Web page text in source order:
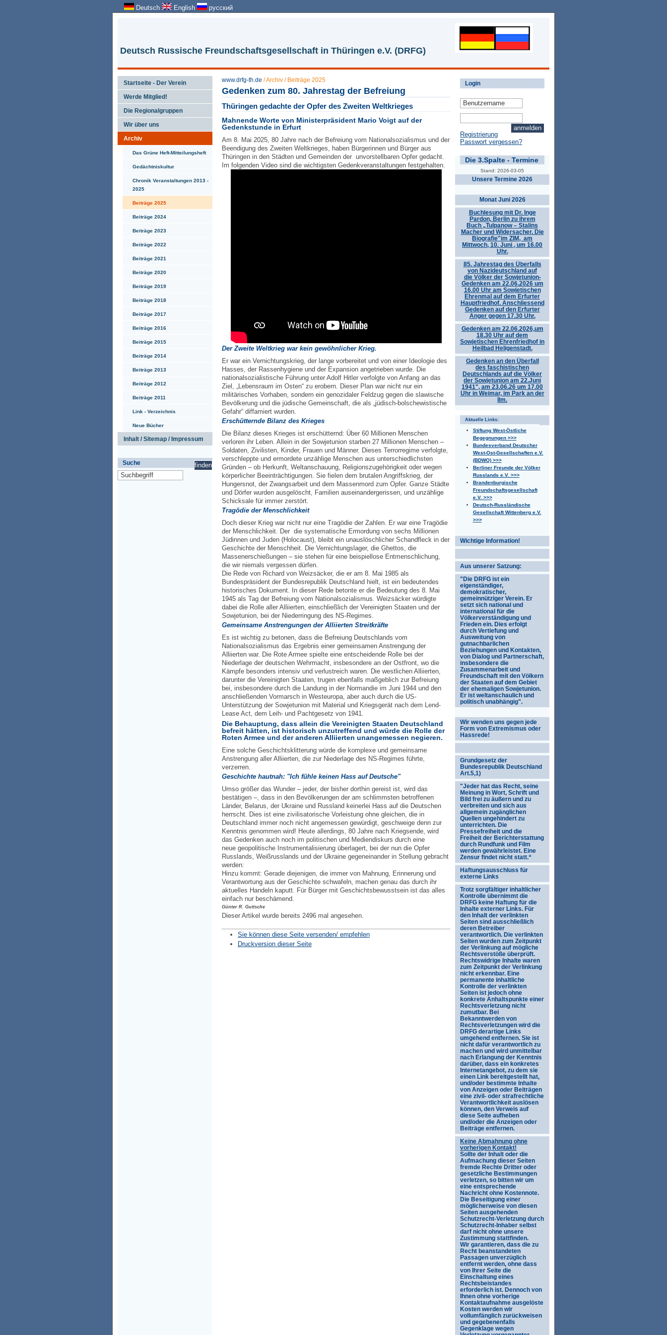
Deutsch English русский
Deutsch Russische Freundschaftsgesellschaft in Thüringen e.V. (DRFG)
Startseite - Der Verein
Werde Mitglied!
Die Regionalgruppen
Wir über uns
Archiv
Das Grüne Heft-Mitteilungsheft
Gedächtniskultur
Chronik Veranstaltungen 2013 -
2025
Beiträge 2025
Beiträge 2024
Beiträge 2023
Beiträge 2022
Beiträge 2021
Beiträge 2020
Beiträge 2019
Beiträge 2018
Beiträge 2017
Beiträge 2016
Beiträge 2015
Beiträge 2014
Beiträge 2013
Beiträge 2012
Beiträge 2011
Link - Verzeichnis
Neue Bücher
Inhalt / Sitemap / Impressum
Suche
Login
Registrierung
Passwort vergessen?
Die 3.Spalte - Termine
Stand: 2026-03-05
Unsere Termine 2026
Monat Juni 2026
Buchlesung mit Dr. Inge
Pardon, Berlin zu ihrem
Buch „Tulpanow – Stalins
Macher und Widersacher. Die
Biografie"im ZIM, am
Mittwoch, 10. Juni , um 16.00
Uhr.
85. Jahrestag des Überfalls
von Nazideutschland auf
die Völker der Sowjetunion-
Gedenken am 22.06.2026 um
16.00 Uhr am Sowjetischen
Ehrenmal auf dem Erfurter
Hauptfriedhof. Anschliessend
Gedenken auf den Erfurter
Anger gegen 17.30 Uhr.
Gedenken am 22.06.2026,um
18.30 Uhr auf dem
Sowjetischen Ehrenfriedhof in
Heilbad Heligenstadt.
Gedenken an den Überfall
des faschistischen
Deutschlands auf die Völker
der Sowjetunion am 22.Juni
1941", am 23.06.26 um 17.00
Uhr in Weimar, im Park an der
Ilm.
Aktuelle Links:
Stiftung West-Östliche
Begegnungen >>>
Bundesverband Deutscher
West-Ost-Gesellschaften e.V.
(BDWO) >>>
Berliner Freunde der Völker
Russlands e.V. >>>
Brandenburgische
Freundschaftsgesellschaft
e.V. >>>
Deutsch-Russländische
Gesellschaft Wittenberg e.V.
>>>
Wichtige Information!
Aus unserer Satzung:
"Die DRFG ist ein
eigenständiger,
demokratischer,
gemeinnütziger Verein. Er
setzt sich national und
international für die
Völkerverständigung und
Frieden ein. Dies erfolgt
durch Vertiefung und
Ausweitung von
gutnachbarlichen
Beziehungen und Kontakten,
von Dialog und Partnerschaft,
insbesondere die
Zusammenarbeit und
Freundschaft mit den Völkern
der Staaten auf dem Gebiet
der ehemaligen Sowjetunion.
Er ist weltanschaulich und
politisch unabhängig".
Wir wenden uns gegen jede
Form von Extremismus oder
Hassrede!
Grundgesetz der
Bundesrepublik Deutschland
Art.5,1)
"Jeder hat das Recht, seine
Meinung in Wort, Schrift und
Bild frei zu äußern und zu
verbreiten und sich aus
allgemein zugänglichen
Quellen ungehindert zu
unterrichten. Die
Pressefreiheit und die
Freiheit der Berichterstattung
durch Rundfunk und Film
werden gewährleistet. Eine
Zensur findet nicht statt.“
Haftungsausschluss für
externe Links
Trotz sorgfältiger inhaltlicher
Kontrolle übernimmt die
DRFG keine Haftung für die
Inhalte externer Links. Für
den Inhalt der verlinkten
Seiten sind ausschließlich
deren Betreiber
verantwortlich. Die verlinkten
Seiten wurden zum Zeitpunkt
der Verlinkung auf mögliche
Rechtsverstöße überprüft.
Rechtswidrige Inhalte waren
zum Zeitpunkt der Verlinkung
nicht erkennbar. Eine
permanente inhaltliche
Kontrolle der verlinkten
Seiten ist jedoch ohne
konkrete Anhaltspunkte einer
Rechtsverletzung nicht
zumutbar. Bei
Bekanntwerden von
Rechtsverletzungen wird die
DRFG derartige Links
umgehend entfernen. Sie ist
nicht dafür verantwortlich zu
machen und wird unmittelbar
nach Erlangung der Kenntnis
darüber, dass ein konkretes
Internetangebot, zu dem sie
einen Link bereitgestellt hat,
und/oder bestimmte Inhalte
von Anzeigen oder Beiträgen
eine zivil- oder strafrechtliche
Verantwortlichkeit auslösen
können, den Verweis auf
diese Seite aufheben
und/oder die Anzeigen oder
Beiträge entfernen.
Keine Abmahnung ohne
vorherigen Kontakt!
Sollte der Inhalt oder die
Aufmachung dieser Seiten
fremde Rechte Dritter oder
gesetzliche Bestimmungen
verletzen, so bitten wir um
eine entsprechende
Nachricht ohne Kostennote.
Die Beseitigung einer
möglicherweise von diesen
Seiten ausgehenden
Schutzrecht-Verletzung durch
Schutzrecht-Inhaber selbst
darf nicht ohne unsere
Zustimmung stattfinden.
Wir garantieren, dass die zu
Recht beanstandeten
Passagen unverzüglich
entfernt werden, ohne dass
von Ihrer Seite die
Einschaltung eines
Rechtsbeistandes
erforderlich ist. Dennoch von
Ihnen ohne vorherige
Kontaktaufnahme ausgelöste
Kosten werden wir
vollumfänglich zurückweisen
und gegebenenfalls
Gegenklage wegen
www.drfg-th.de /Archiv / Beiträge 2025
Gedenken zum 80. Jahrestag der Befreiung
Thüringen gedachte der Opfer des Zweiten Weltkrieges
Mahnende Worte von Ministerpräsident Mario Voigt auf der
Gedenkstunde in Erfurt
Am 8. Mai 2025, 80 Jahre nach der Befreiung vom Nationalsozialismus und der
Beendigung des Zweiten Weltkrieges, haben Bürgerinnen und Bürger aus
Thüringen in den Städten und Gemeinden der unvorstellbaren Opfer gedacht.
Im folgenden Video sind die wichtigsten Gedenkveranstaltungen festgehalten.
Der Zweite Weltkrieg war kein gewöhnlicher Krieg.
Er war ein Vernichtungskrieg, der lange vorbereitet und von einer Ideologie des
Hasses, der Rassenhygiene und der Expansion angetrieben wurde. Die
nationalsozialistische Führung unter Adolf Hitler verfolgte von Anfang an das
Ziel, „Lebensraum im Osten“ zu erobern. Dieser Plan war nicht nur ein
militärisches Vorhaben, sondern ein genozidaler Feldzug gegen die slawische
Bevölkerung und die jüdische Gemeinschaft, die als „jüdisch-bolschewistische
Gefahr“ diffamiert wurden.
Erschütternde Bilanz des Krieges
Die Bilanz dieses Krieges ist erschütternd: Über 60 Millionen Menschen
verloren ihr Leben. Allein in der Sowjetunion starben 27 Millionen Menschen –
Soldaten, Zivilisten, Kinder, Frauen und Männer. Dieses Terrorregime verfolgte,
verschleppte und ermordete unzählige Menschen aus unterschiedlichsten
Gründen – ob Herkunft, Weltanschauung, Religionszugehörigkeit oder wegen
körperlicher Beeinträchtigungen. Sie fielen dem brutalen Angriffskrieg, der
Hungersnot, der Zwangsarbeit und dem Massenmord zum Opfer. Ganze Städte
und Dörfer wurden ausgelöscht, Familien auseinandergerissen, und unzählige
Schicksale für immer zerstört.
Tragödie der Menschlichkeit
Doch dieser Krieg war nicht nur eine Tragödie der Zahlen. Er war eine Tragödie
der Menschlichkeit. Der die systematische Ermordung von sechs Millionen
Jüdinnen und Juden (Holocaust), bleibt ein unauslöschlicher Schandfleck in der
Geschichte der Menschheit. Die Vernichtungslager, die Ghettos, die
Massenerschießungen – sie stehen für eine beispiellose Entmenschlichung,
die wir niemals vergessen dürfen.
Die Rede von Richard von Weizsäcker, die er am 8. Mai 1985 als
Bundespräsident der Bundesrepublik Deutschland hielt, ist ein bedeutendes
historisches Dokument. In dieser Rede betonte er die Bedeutung des 8. Mai
1945 als Tag der Befreiung vom Nationalsozialismus. Weizsäcker würdigte
dabei die Rolle aller Alliierten, einschließlich der Vereinigten Staaten und der
Sowjetunion, bei der Niederringung des NS-Regimes.
Gemeinsame Anstrengungen der Alliierten Streitkräfte
Es ist wichtig zu betonen, dass die Befreiung Deutschlands vom
Nationalsozialismus das Ergebnis einer gemeinsamen Anstrengung der
Alliierten war. Die Rote Armee spielte eine entscheidende Rolle bei der
Niederlage der deutschen Wehrmacht, insbesondere an der Ostfront, wo die
Kämpfe besonders intensiv und verlustreich waren. Die westlichen Alliierten,
darunter die Vereinigten Staaten, trugen ebenfalls maßgeblich zur Befreiung
bei, insbesondere durch die Landung in der Normandie im Juni 1944 und den
anschließenden Vormarsch in Westeuropa, aber auch durch die US-
Unterstützung der Sowjetunion mit Material und Kriegsgerät nach dem Lend-
Lease Act, dem Leih- und Pachtgesetz von 1941.
Die Behauptung, dass allein die Vereinigten Staaten Deutschland
befreit hätten, ist historisch unzutreffend und würde die Rolle der
Roten Armee und der anderen Alliierten unangemessen negieren.
Eine solche Geschichtsklitterung würde die komplexe und gemeinsame
Anstrengung aller Alliierten, die zur Niederlage des NS-Regimes führte,
verzerren.
Geschichte hautnah: "Ich fühle keinen Hass auf Deutsche"
Umso größer das Wunder – jeder, der bisher dorthin gereist ist, wird das
bestätigen –, dass in den Bevölkerungen der am schlimmsten betroffenen
Länder, Belarus, der Ukraine und Russland keinerlei Hass auf die Deutschen
herrscht. Dies ist eine zivilisatorische Vorleistung ohne gleichen, die in
Deutschland immer noch nicht angemessen gewürdigt, geschweige denn zur
Kenntnis genommen wird! Heute allerdings, 80 Jahre nach Kriegsende, wird
das Gedenken auch noch im politischen und Mediendiskurs durch eine
neue geopolitische Instrumentalisierung überlagert, bei der nun die Opfer
Russlands, Weißrusslands und der Ukraine gegeneinander in Stellung gebracht
werden:
Hinzu kommt: Gerade diejenigen, die immer von Mahnung, Erinnerung und
Verantwortung aus der Geschichte schwafeln, machen genau das durch ihr
aktuelles Handeln kaputt. Für Bürger mit Geschichtsbewusstsein ist das alles
einfach nur beschämend.
Günter R. Guttsche
Dieser Artikel wurde bereits 2496 mal angesehen.
Sie können diese Seite versenden/ empfehlen
Druckversion dieser Seite